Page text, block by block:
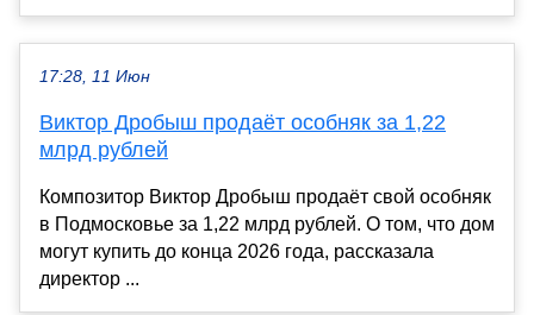
17:28, 11 Июн
Виктор Дробыш продаёт особняк за 1,22
млрд рублей
Композитор Виктор Дробыш продаёт свой особняк
в Подмосковье за 1,22 млрд рублей. О том, что дом
могут купить до конца 2026 года, рассказала
директор ...